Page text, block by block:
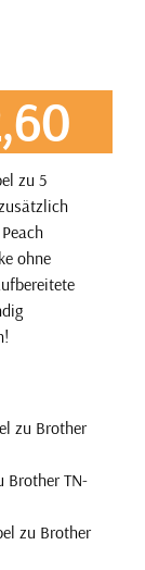
zu 5
ohne
zu Brother
Brother TN-
zu Brother